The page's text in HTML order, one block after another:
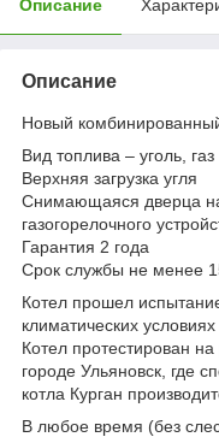
Описание
Описание
Новый
Вид топлива – уголь, газ
Верхняя загрузка угля
Снимающаяся дверца на
газогорелочного
Гарантия 2 года
Срок службы не менее
Котел прошел
климатических
Котел протестирован
городе Ульяновск, где
котла Курган
В любое время (без